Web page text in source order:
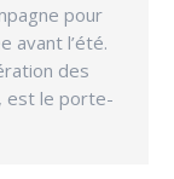
pour
avant l’été.
des
est le porte-